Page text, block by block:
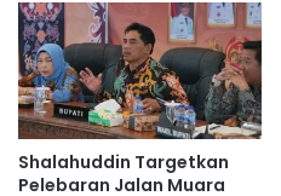
Shalahuddin Targetkan
Pelebaran Jalan Muara